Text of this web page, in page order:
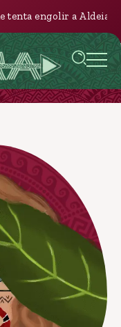
a Aldeia Velha